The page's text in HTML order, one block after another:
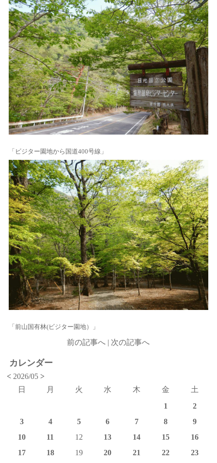
「ビジター園地から国道400号線」
「前山国有林(ビジター園地）」
前の記事へ | 次の記事へ
カレンダー
< 2026/05>
日
月 火 水 木 金
土
1
2
3
4 5 6 7 8
9
10
11 12 13 14 15
16
17
18 19 20 21 22
23